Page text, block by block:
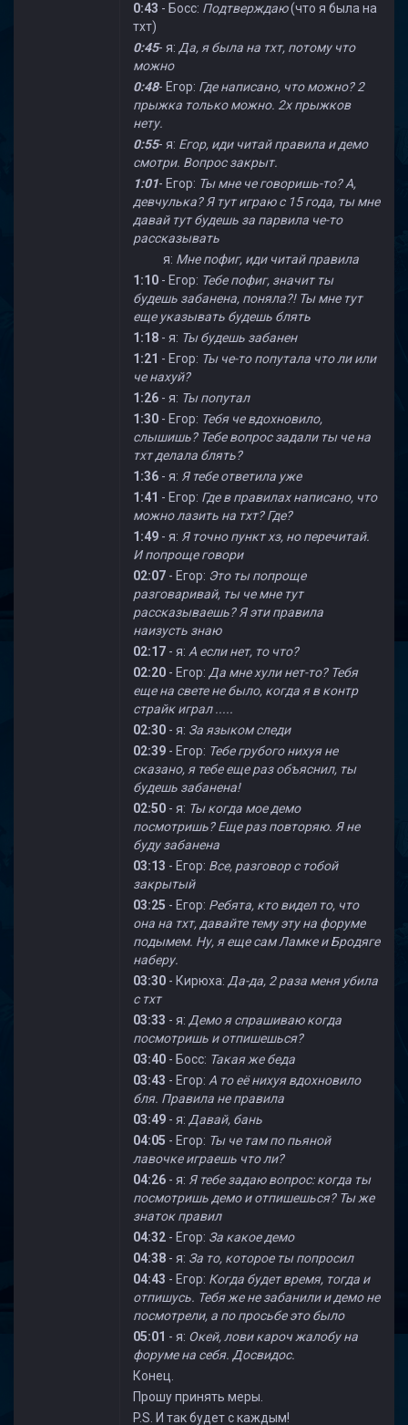
0:43 - Босс: Подтверждаю(что я была на
тхт)
0:45- я: Да, я была на тхт, потому что
можно
0:48- Егор: Где написано, что можно? 2
прыжка только можно. 2х прыжков
нету.
0:55- я: Егор, иди читай правила и демо
смотри. Вопрос закрыт.
1:01- Егор: Ты мне че говоришь-то? А,
девчулька? Я тут играю с 15 года, ты мне
давай тут будешь за парвила че-то
рассказывать
я: Мне пофиг, иди читай правила
1:10 - Егор: Тебе пофиг, значит ты
будешь забанена, поняла?! Ты мне тут
еще указывать будешь блять
1:18 - я: Ты будешь забанен
1:21 - Егор: Ты че-то попутала что ли или
че нахуй?
1:26 - я: Ты попутал
1:30 - Егор: Тебя че вдохновило,
слышишь? Тебе вопрос задали ты че на
тхт делала блять?
1:36 - я: Я тебе ответила уже
1:41 - Егор: Где в правилах написано, что
можно лазить на тхт? Где?
1:49 - я: Я точно пункт хз, но перечитай.
И попроще говори
02:07 - Егор: Это ты попроще
разговаривай, ты че мне тут
рассказываешь? Я эти правила
наизусть знаю
02:17 - я: А если нет, то что?
02:20 - Егор: Да мне хули нет-то? Тебя
еще на свете не было, когда я в контр
страйк играл .....
02:30 - я: За языком следи
02:39 - Егор: Тебе грубого нихуя не
сказано, я тебе еще раз объяснил, ты
будешь забанена!
02:50 - я: Ты когда мое демо
посмотришь? Еще раз повторяю. Я не
буду забанена
03:13 - Егор: Все, разговор с тобой
закрытый
03:25 - Егор: Ребята, кто видел то, что
она на тхт, давайте тему эту на форуме
подымем. Ну, я еще сам Ламке и Бродяге
наберу.
03:30 - Кирюха: Да-да, 2 раза меня убила
с тхт
03:33 - я: Демо я спрашиваю когда
посмотришь и отпишешься?
03:40 - Босс: Такая же беда
03:43 - Егор: А то её нихуя вдохновило
бля. Правила не правила
03:49 - я: Давай, бань
04:05 - Егор: Ты че там по пьяной
лавочке играешь что ли?
04:26 - я: Я тебе задаю вопрос: когда ты
посмотришь демо и отпишешься? Ты же
знаток правил
04:32 - Егор: За какое демо
04:38 - я: За то, которое ты попросил
04:43 - Егор: Когда будет время, тогда и
отпишусь. Тебя же не забанили и демо не
посмотрели, а по просьбе это было
05:01 - я: Окей, лови кароч жалобу на
форуме на себя. Досвидос.
Конец.
Прошу принять меры.
P.S. И так будет с каждым!